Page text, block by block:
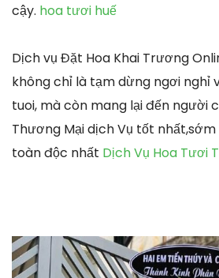
cậy. hoa tươi huế
Dịch vụ Đặt Hoa Khai Trương
không chỉ là tạm dừng ngơi nghỉ
tuoi, mà còn mang lại đến người
Thương Mại dịch Vụ tốt
toàn độc nhất Dịch Vụ Hoa Tươi